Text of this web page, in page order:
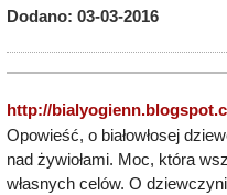
Dodano: 03-03-2016
http://
Opowieść, o białowłosej
nad żywiołami. Moc, która
własnych celów. O